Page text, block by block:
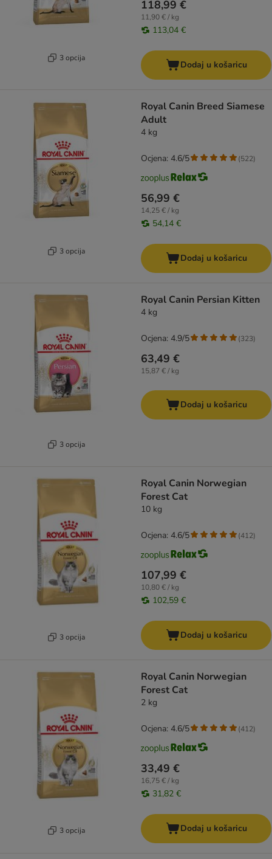
3 opcija
118,99 €
11,90 € / kg
113,04 €
Dodaj u košaricu
3 opcija
Royal Canin Breed Siamese
Adult
4 kg
56,99 €
14,25 € / kg
54,14 €
Ocjena: 4.6/5 (522)
Dodaj u košaricu
3 opcija
Royal Canin Persian Kitten
4 kg
63,49 €
15,87 € / kg
Ocjena: 4.9/5 (323)
Dodaj u košaricu
3 opcija
Royal Canin Norwegian
Forest Cat
10 kg
107,99 €
10,80 € / kg
102,59 €
Ocjena: 4.6/5 (412)
Dodaj u košaricu
3 opcija
Royal Canin Norwegian
Forest Cat
2 kg
33,49 €
16,75 € / kg
31,82 €
Ocjena: 4.6/5 (412)
Dodaj u košaricu